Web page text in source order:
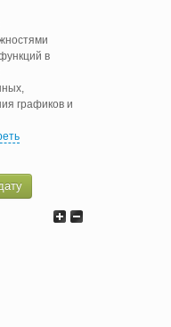
в
графиков и